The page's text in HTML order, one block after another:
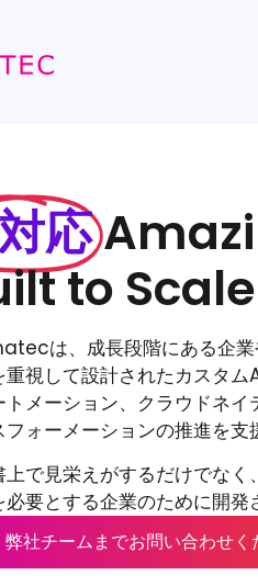
応
to Scale
は、成長段階にある企業
重視して設計されたカスタ
トメーション、クラウドネ
フォーメーションの推進を支
上で見栄えがするだけでな
必要とする企業のために開発
弊社チームまでお問い合わせく